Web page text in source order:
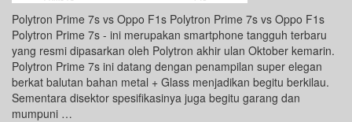
Polytron Prime 7s vs Oppo F1s Polytron Prime 7s vs Oppo F1s
Polytron Prime 7s - ini merupakan smartphone tangguh terbaru
yang resmi dipasarkan oleh Polytron akhir ulan Oktober kemarin.
Polytron Prime 7s ini datang dengan penampilan super elegan
berkat balutan bahan metal + Glass menjadikan begitu berkilau.
Sementara disektor spesifikasinya juga begitu garang dan
mumpuni …